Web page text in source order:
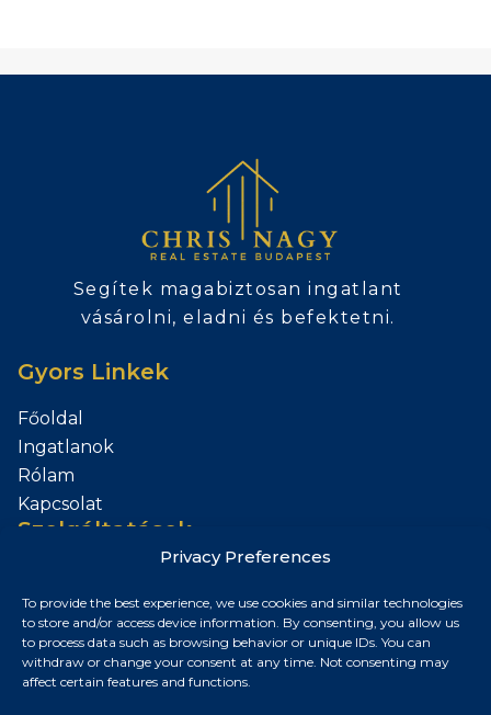
Privacy Preferences
To provide the best experience, we use cookies and similar technologies
to store and/or access device information. By consenting, you allow us
to process data such as browsing behavior or unique IDs. You can
withdraw or change your consent at any time. Not consenting may
affect certain features and functions.
Segítek magabiztosan ingatlant
vásárolni, eladni és befektetni.
Gyors Linkek
Főoldal
Ingatlanok
Rólam
Kapcsolat
Szolgáltatások
Kapcsolat
Budapest, Magyarország
+36 30 687 6790